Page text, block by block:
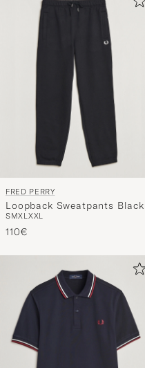
FRED PERRY
Loopback Sweatpants Black
SMXLXXL
110€